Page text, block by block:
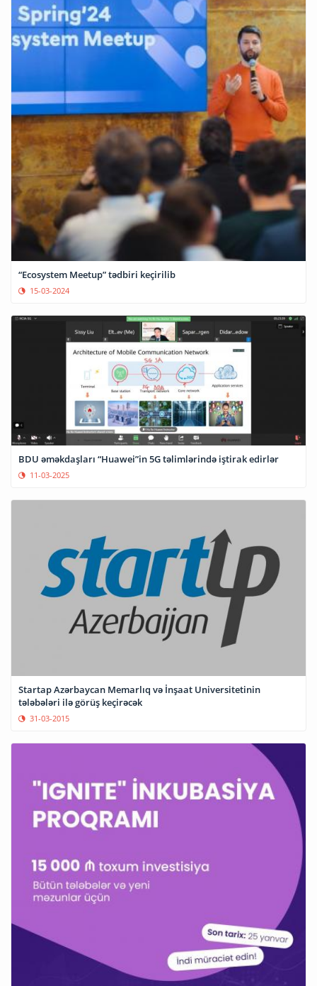
“Ecosystem Meetup” tədbiri keçirilib
15-03-2024
BDU əməkdaşları “Huawei”in 5G təlimlərində iştirak edirlər
11-03-2025
Startap Azərbaycan Memarlıq və İnşaat Universitetinin
tələbələri ilə görüş keçirəcək
31-03-2015